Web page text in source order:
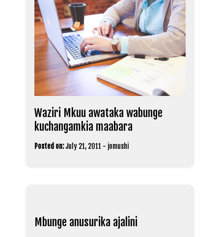
Waziri Mkuu awataka wabunge
kuchangamkia maabara
Posted on: July 21, 2011 - jomushi
Mbunge anusurika ajalini